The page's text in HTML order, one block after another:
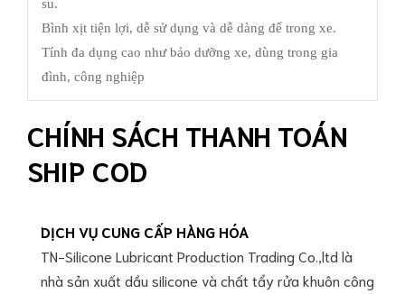
su.
Bình xịt tiện lợi, dễ sử dụng và dễ dàng để trong xe.
Tính đa dụng cao như bảo dưỡng xe, dùng trong gia
đình, công nghiệp
CHÍNH SÁCH THANH TOÁN
SHIP COD
DỊCH VỤ CUNG CẤP HÀNG HÓA
TN-Silicone Lubricant Production Trading Co.,ltd là
nhà sản xuất dầu silicone và chất tẩy rửa khuôn công